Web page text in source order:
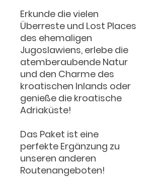
Erkunde die vielen
Überreste und Lost Places
des ehemaligen
Jugoslawiens, erlebe die
atemberaubende Natur
und den Charme des
kroatischen Inlands oder
genieße die kroatische
Adriaküste!
Das Paket ist eine
perfekte Ergänzung zu
unseren anderen
Routenangeboten!